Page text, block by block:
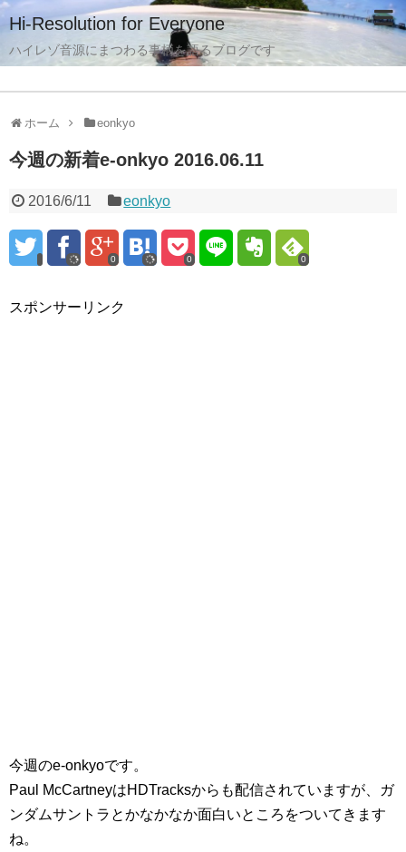
Hi-Resolution for Everyone
ハイレゾ音源にまつわる事柄を語るブログです
ホーム eonkyo
今週の新着e-onkyo 2016.06.11
2016/6/11 eonkyo
0 0 0
スポンサーリンク
今週のe-onkyoです。
Paul McCartneyはHDTracksからも配信されていますが、ガ
ンダムサントラとかなかなか面白いところをついてきます
ね。